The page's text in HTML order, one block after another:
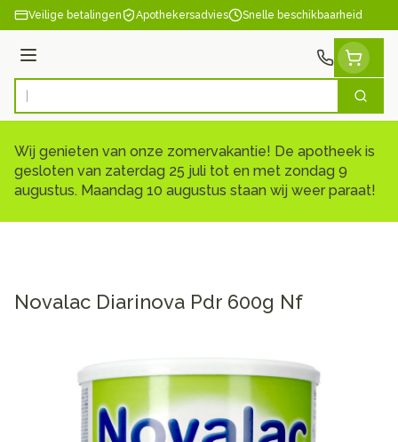
Ga naar de inhoud
Veilige betalingen Apothekersadvies Snelle beschikbaarheid
Menu
Product, merk, categorie... Zoek
Wij genieten van onze zomervakantie! De apotheek is
gesloten van zaterdag 25 juli tot en met zondag 9
augustus. Maandag 10 augustus staan wij weer paraat!
Novalac Diarinova Pdr 600g Nf